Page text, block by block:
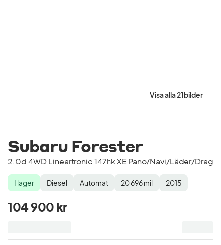
Visa alla 21 bilder
Subaru Forester
2.0d 4WD Lineartronic 147hk XE Pano/Navi/Läder/Drag
Lagerstatus
I lager
Drivmedel Diesel
Växellåda Automat
Mätarställning 20 696mil
Modellår 2015
104 900 kr